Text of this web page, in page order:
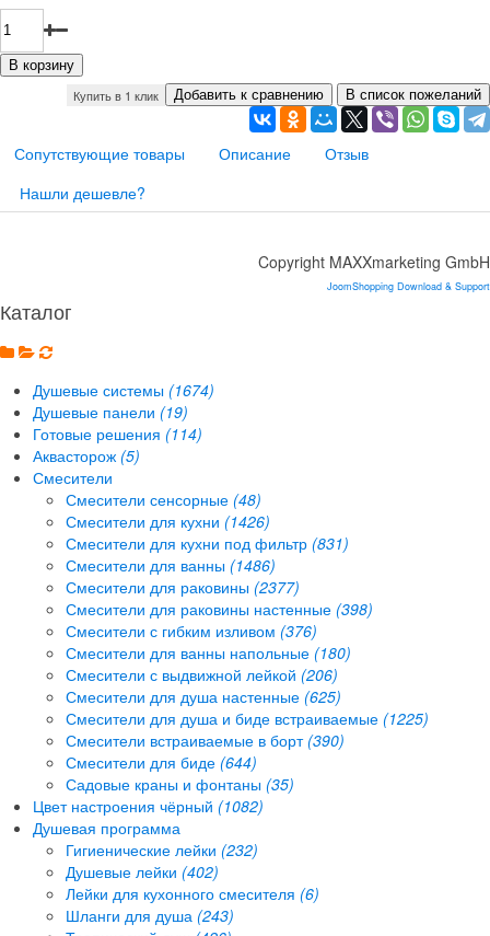
Купить в 1 клик
Сопутствующие товары Описание
Отзыв
Нашли дешевле?
Copyright MAXXmarketing GmbH
JoomShopping Download & Support
Каталог
Душевые системы (1674)
Душевые панели (19)
Готовые решения (114)
Аквасторож (5)
Смесители
Смесители сенсорные (48)
Смесители для кухни (1426)
Смесители для кухни под фильтр (831)
Смесители для ванны (1486)
Смесители для раковины (2377)
Смесители для раковины настенные (398)
Смесители с гибким изливом (376)
Смесители для ванны напольные (180)
Смесители с выдвижной лейкой (206)
Смесители для душа настенные (625)
Смесители для душа и биде встраиваемые (1225)
Смесители встраиваемые в борт (390)
Смесители для биде (644)
Садовые краны и фонтаны (35)
Цвет настроения чёрный (1082)
Душевая программа
Гигиенические лейки (232)
Душевые лейки (402)
Лейки для кухонного смесителя (6)
Шланги для душа (243)